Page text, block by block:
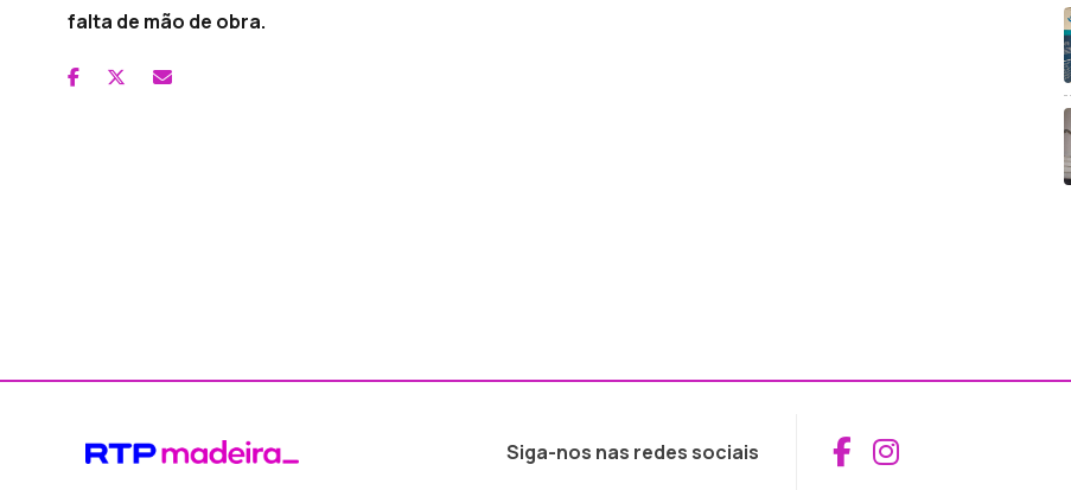
falta de mão de obra.
Siga-nos nas redes sociais Aceder ao
Aceder ao